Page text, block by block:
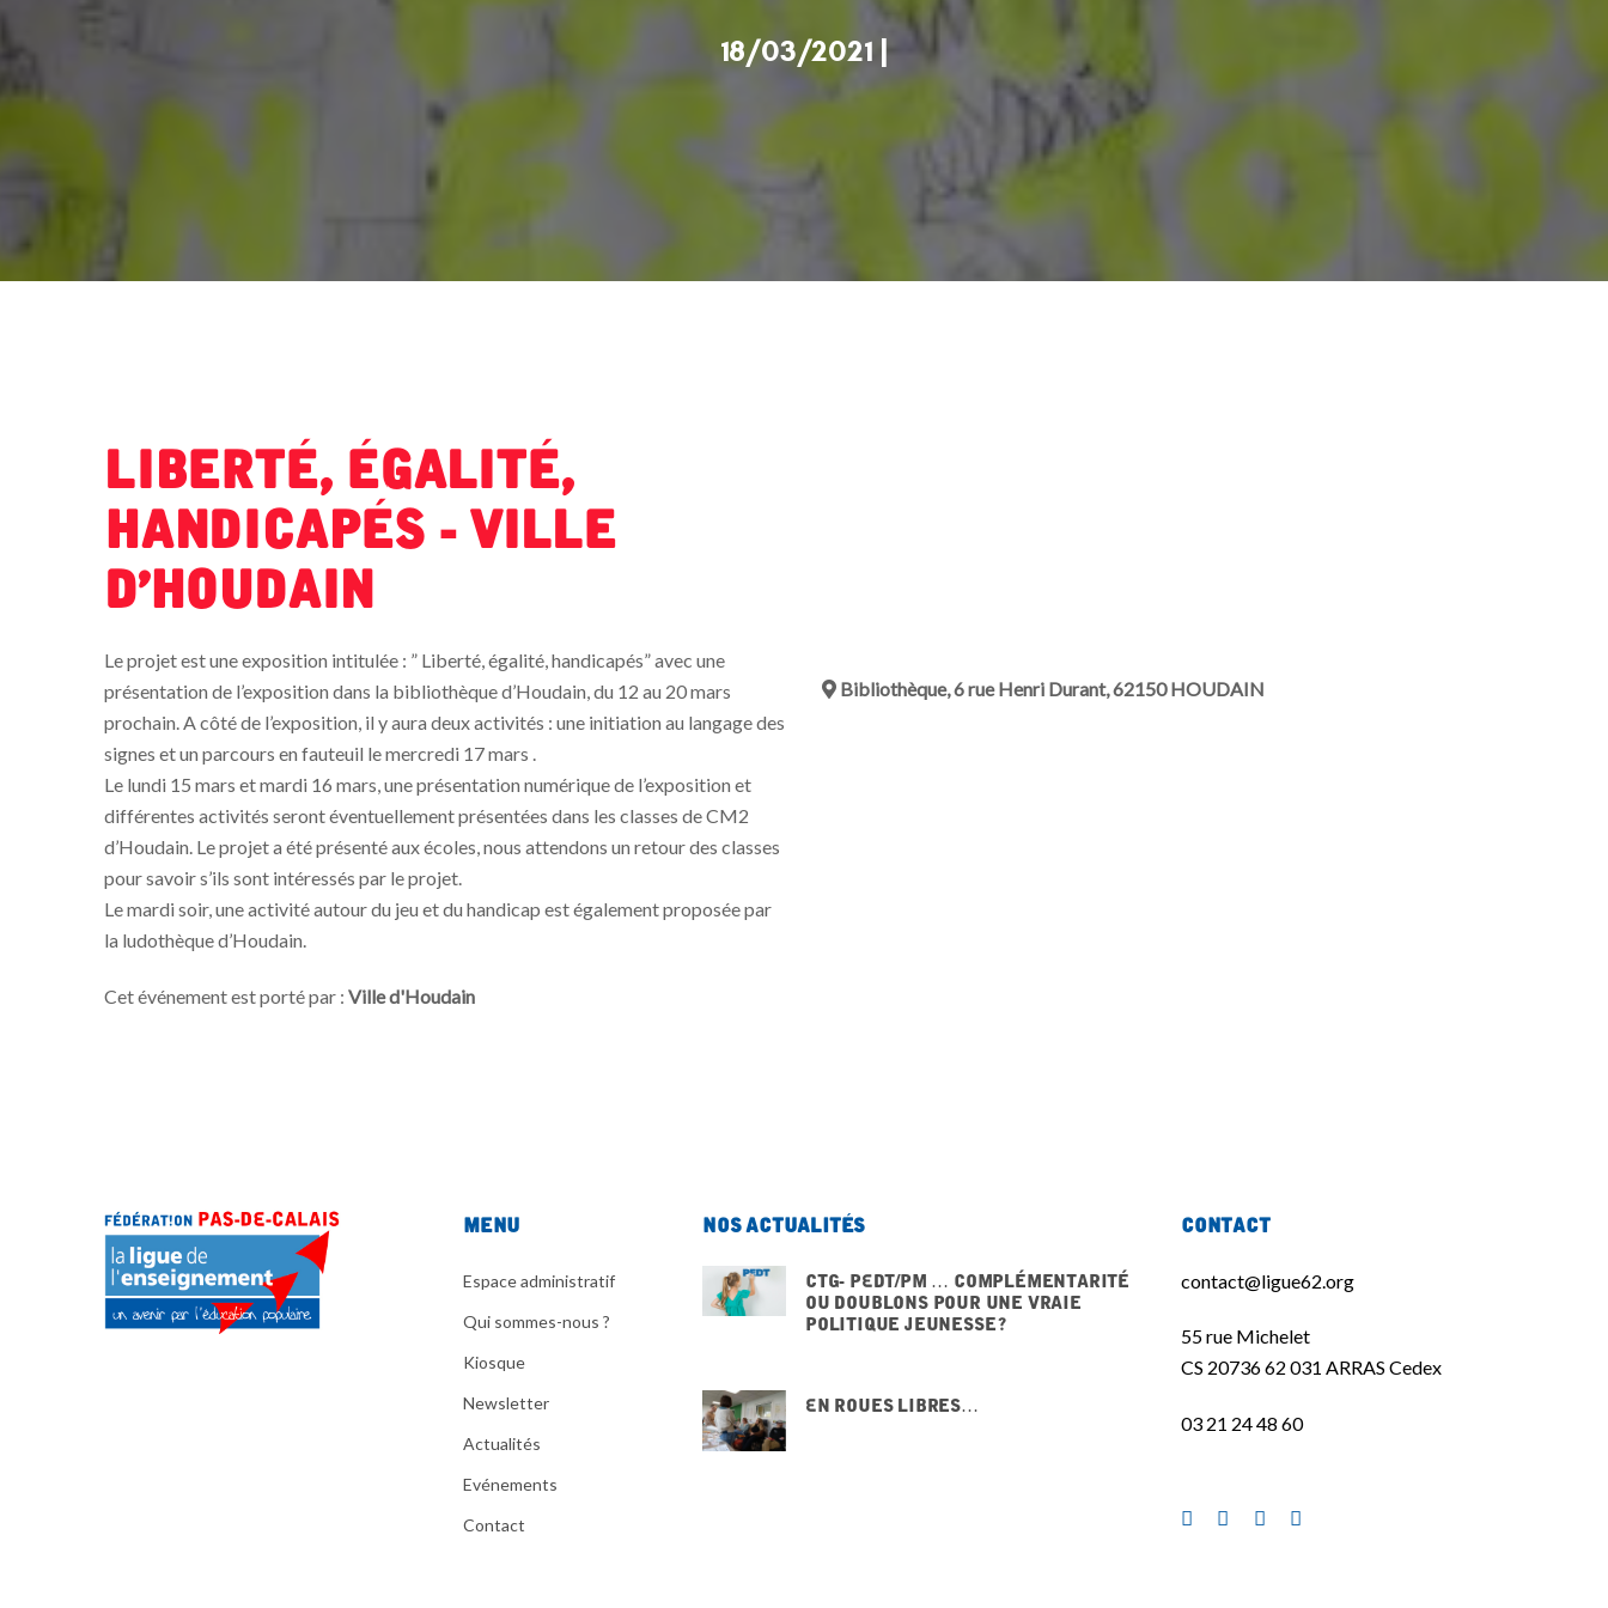
18/03/2021 |
Liberté, égalité,
handicapés - Ville
d'Houdain
Le projet est une exposition intitulée : ” Liberté, égalité, handicapés” avec une
présentation de l’exposition dans la bibliothèque d’Houdain, du 12 au 20 mars
prochain. A côté de l’exposition, il y aura deux activités : une initiation au langage des
signes et un parcours en fauteuil le mercredi 17 mars .
Le lundi 15 mars et mardi 16 mars, une présentation numérique de l’exposition et
différentes activités seront éventuellement présentées dans les classes de CM2
d’Houdain. Le projet a été présenté aux écoles, nous attendons un retour des classes
pour savoir s’ils sont intéressés par le projet.
Le mardi soir, une activité autour du jeu et du handicap est également proposée par
la ludothèque d’Houdain.
Cet événement est porté par : Ville d'Houdain
Bibliothèque, 6 rue Henri Durant, 62150 HOUDAIN
Menu
Espace administratif
Qui sommes-nous ?
Kiosque
Newsletter
Actualités
Evénements
Contact
Nos actualités
CTG- PEdT/PM … Complémentarité
ou doublons pour une vraie
politique jeunesse ?
En Roues Libres…
Contact
contact@ligue62.org
55 rue Michelet
CS 20736 62 031 ARRAS Cedex
03 21 24 48 60